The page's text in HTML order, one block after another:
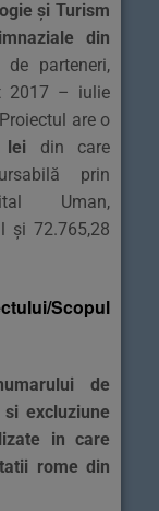
și Turism
din
parteneri,
2017 – iulie
Proiectul are o
lei din care
prin
Uman,
și 72.765,28
Scopul
de
excluziune
in care
rome din